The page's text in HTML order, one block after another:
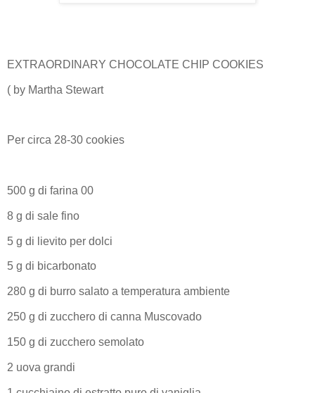
EXTRAORDINARY CHOCOLATE CHIP COOKIES
( by Martha Stewart
Per circa 28-30 cookies
500 g di farina 00
8 g di sale fino
5 g di lievito per dolci
5 g di bicarbonato
280 g di burro salato a temperatura ambiente
250 g di zucchero di canna Muscovado
150 g di zucchero semolato
2 uova grandi